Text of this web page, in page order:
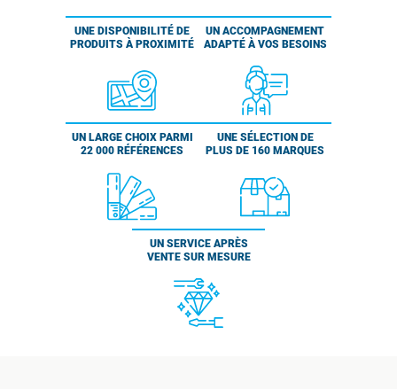
UNE DISPONIBILITÉ DE
PRODUITS À PROXIMITÉ
UN ACCOMPAGNEMENT
ADAPTÉ À VOS BESOINS
UN LARGE CHOIX PARMI
22 000 RÉFÉRENCES
UNE SÉLECTION DE
PLUS DE 160 MARQUES
UN SERVICE APRÈS
VENTE SUR MESURE